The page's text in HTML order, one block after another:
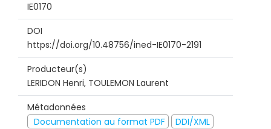
IE0170
DOI
https://doi.org/10.48756/ined-IE0170-2191
Producteur(s)
LERIDON Henri, TOULEMON Laurent
Métadonnées
Documentation au format PDF
DDI/XML